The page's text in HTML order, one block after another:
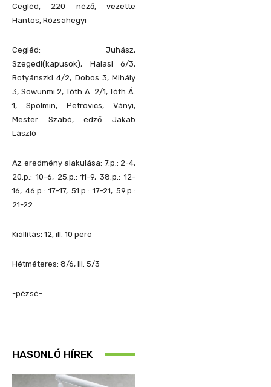
Cegléd, 220 néző, vezette
Hantos, Rózsahegyi
Cegléd: Juhász,
Szegedi(kapusok), Halasi 6/3,
Botyánszki 4/2, Dobos 3, Mihály
3, Sowunmi 2, Tóth A. 2/1, Tóth Á.
1, Spolmin, Petrovics, Ványi,
Mester Szabó, edző Jakab
László
Az eredmény alakulása: 7.p.: 2-4,
20.p.: 10-6, 25.p.: 11-9, 38.p.: 12-
16, 46.p.: 17-17, 51.p.: 17-21, 59.p.:
21-22
Kiállítás: 12, ill. 10 perc
Hétméteres: 8/6, ill. 5/3
-pézsé-
HASONLÓ HÍREK